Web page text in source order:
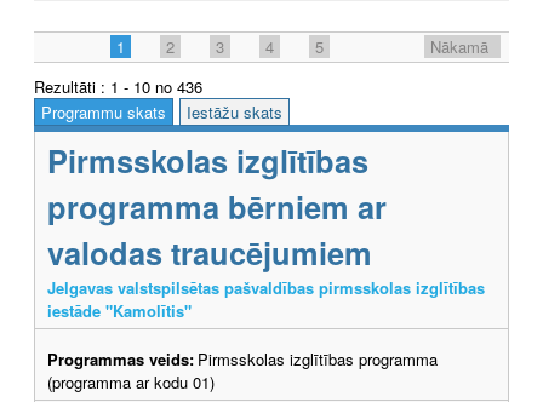
1 2 3 4 5
Nākamā
Rezultāti : 1 - 10 no 436
Programmu skats
Iestāžu skats
Pirmsskolas izglītības
programma bērniem ar
valodas traucējumiem
Jelgavas valstspilsētas pašvaldības pirmsskolas izglītības
iestāde "Kamolītis"
Programmas veids: Pirmsskolas izglītības programma
(programma ar kodu 01)